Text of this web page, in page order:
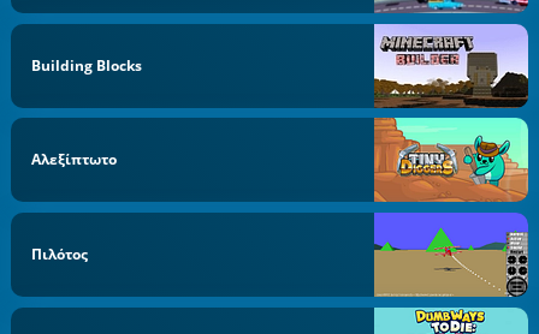
Building Blocks
Αλεξίπτωτο
Πιλότος